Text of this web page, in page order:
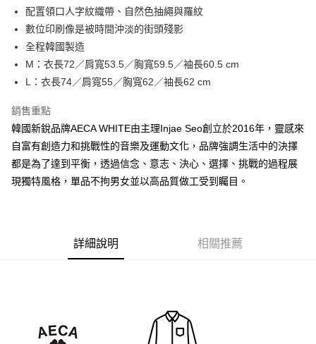
臺灣中小企業銀行
台中商業銀行
匯豐（台灣）商業銀行
華泰商業銀行
聯邦商業銀行
遠東國際商業銀行
元大商業銀行
玉山商業銀行
星展（台灣）商業銀行
台新國際商業銀行
中國信託商業銀行
國泰世華商業銀行
兆豐國際商業銀行
臺灣中小企業銀行
台中商業銀行
匯豐（台灣）商業銀行
聯邦商業銀行
遠東國際商業銀行
元大商業銀行
永豐商業銀行
玉山商業銀行
星展（台灣）商業銀行
台灣樂天信用卡公司
Apple Pay
悠遊付
AFTEE先享後付
【關於「AFTEE先享後付」】
AFTEE先享後付是「在收到商品之後才付款」的支付方式。 讓您購物簡單
便利好安心！
１．簡單：不需註冊會員、不需綁卡、不需儲值。
２．便利：只要手機號碼，簡訊認證，即可結帳。
２．訂單成立數日內，您將收到繳費通知簡訊。
３．收到繳費通知簡訊後14天內，點擊此簡訊中的連結，可透過四大超商／
ATM／網路銀行／等多元方式進行付款，方視為交易完成。
※ 交易是否成功請以「AFTEE先享後付 」之結帳頁面顯示為準，若有關於
是否繳費成功／繳費後需取消欲退款等相關疑問，請聯繫「AFTEE先享後付
客戶支援中心」https://netprotections.freshdesk.com/support/home
全家付款取貨
每筆NT$60，滿NT$2,500(含以上)免運費
每筆NT$215
配置領口人字紋織帶、自然色抽繩與羅紋
數位印刷像是被時間沖淡的街頭殘影
全程韓國製造
M：衣長72／肩寬53.5／胸寬59.5／袖長60.5 cm
L：衣長74／肩寬55／胸寬62／袖長62 cm
銷售重點
韓國新銳品牌AECA WHITE由主理Injae Seo創立於2016年，靈感來
自富有創造力和挑戰性的音樂及運動文化，品牌強調生活中的決擇
都是為了達到平衡，透過信念、意志、決心、選擇、挑戰的過程展
現獨特風格，單品不拘男女並以高品質做工受到矚目。
詳細說明 相關推薦